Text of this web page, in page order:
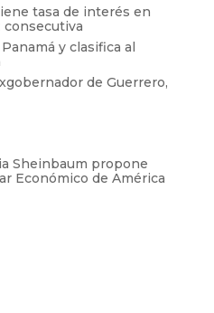
tasa de interés en
consecutiva
y clasifica al
de Guerrero,
Sheinbaum propone
Económico de América